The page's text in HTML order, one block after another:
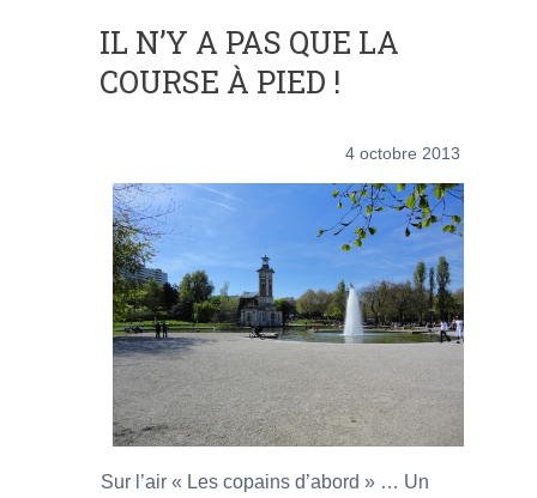
IL N’Y A PAS QUE LA
COURSE À PIED !
4 octobre 2013
Sur l’air « Les copains d’abord » … Un